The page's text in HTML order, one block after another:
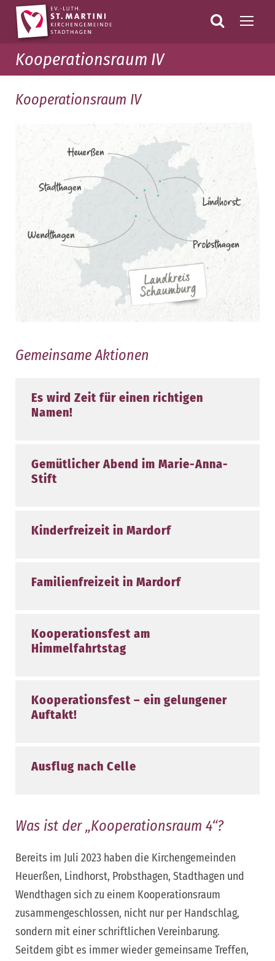
Kooperationsraum IV
Kooperationsraum IV
Gemeinsame Aktionen
Es wird Zeit für einen richtigen
Namen!
Gemütlicher Abend im Marie-Anna-
Stift
Kinderfreizeit in Mardorf
Familienfreizeit in Mardorf
Kooperationsfest am
Himmelfahrtstag
Kooperationsfest – ein gelungener
Auftakt!
Ausflug nach Celle
Was ist der „Kooperationsraum 4“?
Bereits im Juli 2023 haben die Kirchengemeinden
Heuerßen, Lindhorst, Probsthagen, Stadthagen und
Wendthagen sich zu einem Kooperationsraum
zusammengeschlossen, nicht nur per Handschlag,
sondern mit einer schriftlichen Vereinbarung.
Seitdem gibt es immer wieder gemeinsame Treffen,